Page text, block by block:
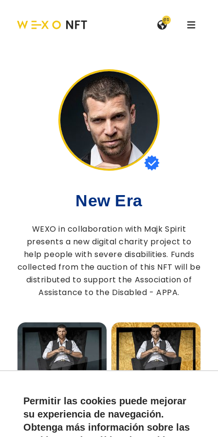
Permitir las cookies puede mejorar
su experiencia de navegación.
Obtenga más información sobre las
es
Open
New Era
WEXO in collaboration with Majk Spirit
presents a new digital charity project to
help people with severe disabilities. Funds
collected from the auction of this NFT will be
distributed to support the Association of
Assistance to the Disabled - APPA.
MajkSpiritCrew
MajkSpirit 50EUR
MajkSpiritGold Vendido
Creador
MajkSpirit Vendido